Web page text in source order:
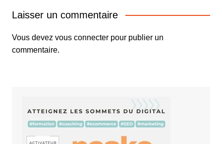
Laisser un commentaire
Vous devez vous connecterpour publier un
commentaire.